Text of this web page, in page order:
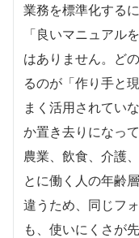
業務を標準化する
「良いマニュアル
はありません。ど
るのが「作り手と
まく活用されてい
か置き去りになっ
農業、飲食、介護
とに働く人の年齢
違うため、同じフ
も、使いにくさが